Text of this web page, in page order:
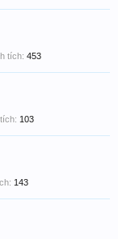
tích: 453
103
143